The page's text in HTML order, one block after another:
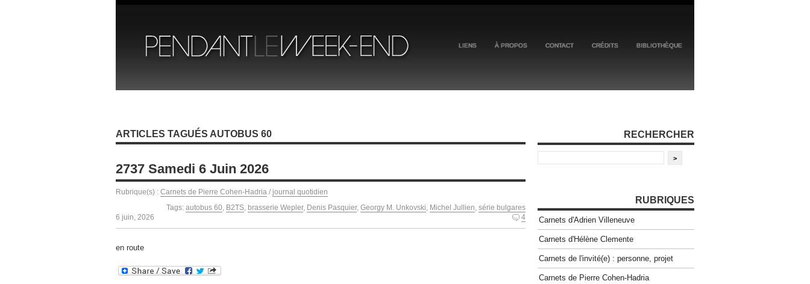
LIENS À PROPOS CONTACT CRÉDITS BIBLIOTHÈQUE
ARTICLES TAGUÉS AUTOBUS 60
2737 Samedi 6 Juin 2026
Rubrique(s) : Carnets de Pierre Cohen-Hadria / journal quotidien
Tags: autobus 60, B2TS, brasserie Wepler, Denis Pasquier, Georgy M. Unkovski, Michel Jullien, série bulgares
6 juin, 2026
4
en route
RECHERCHER
RUBRIQUES
Carnets d'Adrien Villeneuve
Carnets d'Hélène Clemente
Carnets de l'invité(e) : personne, projet
Carnets de Pierre Cohen-Hadria